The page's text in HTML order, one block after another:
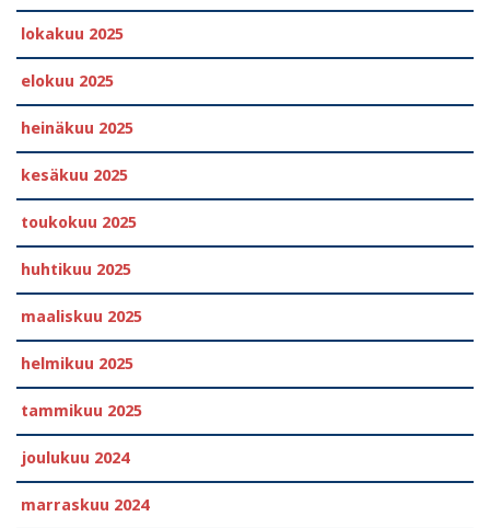
lokakuu 2025
elokuu 2025
heinäkuu 2025
kesäkuu 2025
toukokuu 2025
huhtikuu 2025
maaliskuu 2025
helmikuu 2025
tammikuu 2025
joulukuu 2024
marraskuu 2024